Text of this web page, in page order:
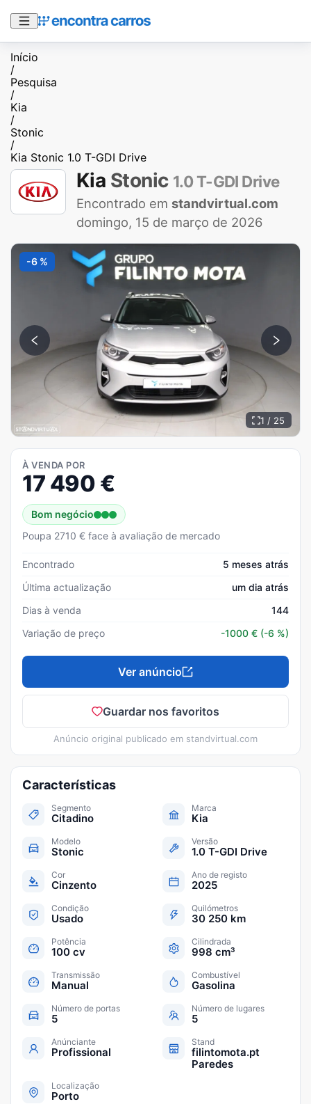
Início
/
Pesquisa
/
Kia
/
Stonic
/
Kia Stonic 1.0 T-GDI Drive
Kia Stonic 1.0 T-GDI Drive
Encontrado em standvirtual.com
domingo, 15 de março de 2026
-6 %
1 / 25
À VENDA POR
17 490 €
Bom negócio
Poupa 2710 € face à avaliação de mercado
Encontrado
5 meses atrás
Última actualização
um dia atrás
Dias à venda
144
Variação de preço
-1000 € (-6 %)
Ver anúncio
Guardar nos favoritos
Anúncio original publicado em standvirtual.com
Características
Segmento
Citadino
Marca
Kia
Modelo
Stonic
Versão
1.0 T-GDI Drive
Cor
Cinzento
Ano de registo
2025
Condição
Usado
Quilómetros
30 250 km
Potência
100 cv
Cilindrada
998 cm³
Transmissão
Manual
Combustível
Gasolina
Número de portas
5
Número de lugares
5
Anúnciante
Profissional
Stand
filintomota.pt
Paredes
Localização
Porto